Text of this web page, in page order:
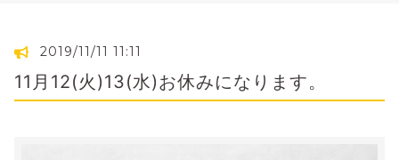
2019/11/11 11:11
11月12(火)13(水)お休みになります。